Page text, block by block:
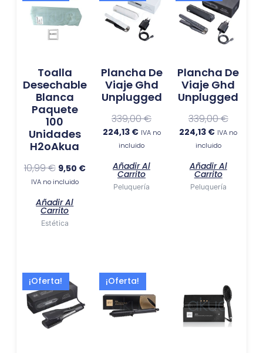
Toalla
Desechable
Blanca
Paquete
100
Unidades
H2oAkua
10,99€
original
era:
10,99 €.
9,50 €
actual
IVA no incluido
Añadir Al
Carrito
Estética
Plancha De
Viaje Ghd
Unplugged
339,00€
original
339,00 €.
224,13 €
actual
es:
224,13 €.
IVA no
incluido
Añadir Al
Carrito
Peluquería
Plancha De
Viaje Ghd
Unplugged
339,00€
original
era:
339,00
224,13 €
actual
es:
224,13 €.
IVA no
incluido
Añadir Al
Carrito
Peluquería
¡Oferta!
precio
original
era:
precio
actual
es:
¡Oferta!
original
era:
209,00 €.
El
precio
actual
es: